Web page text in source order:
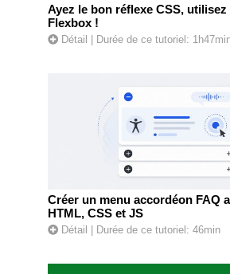
Ayez le bon réflexe CSS,
Flexbox !
Détail | Durée de ce tutoriel:
Créer un menu accordéon FAQ
HTML, CSS et JS
Détail | Durée de ce tutoriel: 46min